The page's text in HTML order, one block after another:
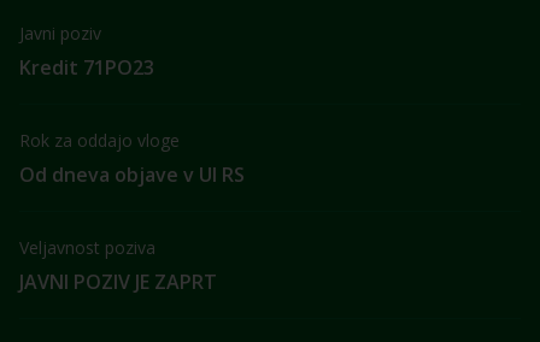
Javni poziv
Kredit 71PO23
Rok za oddajo vloge
Od dneva objave v Ul RS
Veljavnost poziva
JAVNI POZIV JE ZAPRT